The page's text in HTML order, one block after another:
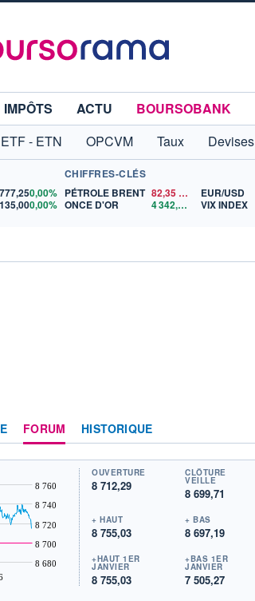
IMPÔTS ACTU
BOURSOBANK
ETF - ETN OPCVM Taux Devises
0,00%
0,00%
CHIFFRES-CLÉS
PÉTROLE BRENT 82,35
ONCE D'OR
4 342,26 $US
EUR/USD
VIX INDEX
FORUM HISTORIQUE
8 680
8 700
8 720
8 740
8 760
OUVERTURE
8 712,29
CLÔTURE
VEILLE
8 699,71
+ HAUT
8 755,03
+ BAS
8 697,19
+HAUT 1ER
JANVIER
8 755,03
+BAS 1ER
JANVIER
7 505,27